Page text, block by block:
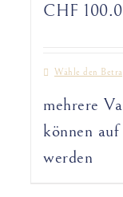
CHF
Wähle den
mehrere
können
werden